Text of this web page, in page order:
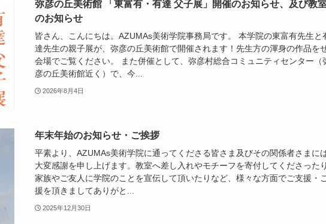
弥彦の丘美術館 「東富有・有達 父子展」開催のお知らせ、及び教
のお知らせ
皆さん、こんにちは。AZUMAs美術学院事務局です。 本学院の東富有先生と
達先生の親子展が、弥彦の丘美術館で開催されます！先生方の渾身の作品を
会場でご覧ください。 また併催として、弥彦村総合コミュニティセンター（
彦の丘美術館近く）で、今...
2026年8月4日
年末年始のお知らせ・ご挨拶
平素より、AZUMAs美術学院に通ってくださる皆さま及びその関係者さまには
大変感謝を申し上げます。教室へ差し入れやモチーフを寄付してくださったり
家族やご友人に学院のことを宣伝して頂いたりなど、様々な方面でご支援・
援を頂きましてありがと...
2025年12月30日